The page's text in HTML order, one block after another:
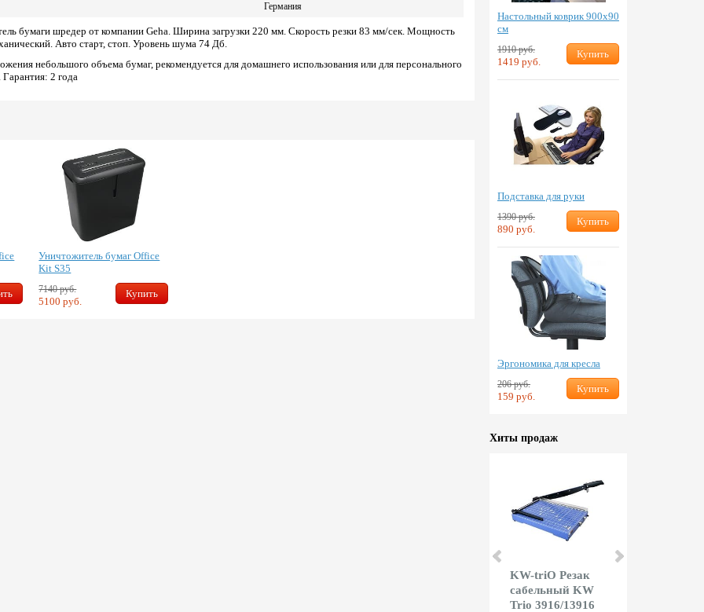
Германия
бумаги шредер от компании Geha. Ширина загрузки 220 мм. Скорость резки 83 мм/сек. Мощность
Авто старт, стоп. Уровень шума 74 Дб.
небольшого объема бумаг, рекомендуется для домашнего использования или для персонального
Гарантия: 2 года
Уничтожитель бумаг Office
Kit S35
7140 руб.
5100 руб.
Купить
Настольный коврик 900х90
см
1910 руб.
1419 руб.
Купить
Подставка для руки
1390 руб.
890 руб.
Купить
Эргономика для кресла
206 руб.
159 руб.
Купить
Хиты продаж
KW-triO Резак
сабельный KW
Trio 3916/13916